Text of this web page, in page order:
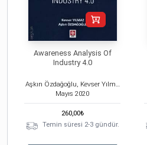
Awareness Analysis Of
Industry 4.0
Aşkın Özdağoğlu, Kevser Yılmaz
Mayıs 2020
260,00₺
Temin süresi 2-3 gündür.